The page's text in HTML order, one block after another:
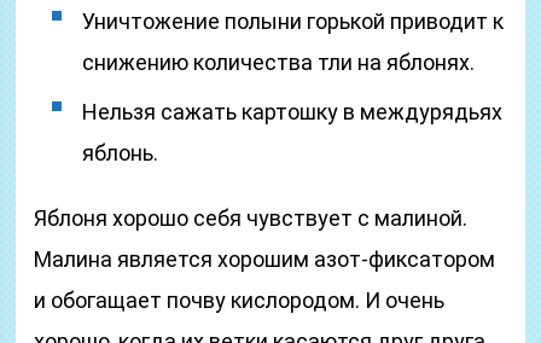
Уничтожение полыни горькой приводит к
снижению количества тли на яблонях.
Нельзя сажать картошку в междурядьях
яблонь.
Яблоня хорошо себя чувствует с малиной.
Малина является хорошим азот-фиксатором
и обогащает почву кислородом. И очень